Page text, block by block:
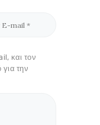
και τον
την